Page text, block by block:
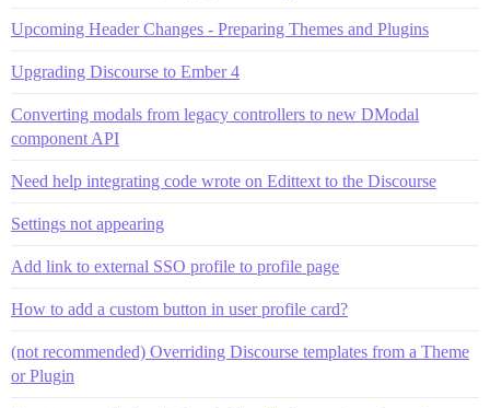
Upcoming Header Changes - Preparing Themes and Plugins
Upgrading Discourse to Ember 4
Converting modals from legacy controllers to new DModal
component API
Need help integrating code wrote on Edittext to the Discourse
Settings not appearing
Add link to external SSO profile to profile page
How to add a custom button in user profile card?
(not recommended) Overriding Discourse templates from a Theme
or Plugin